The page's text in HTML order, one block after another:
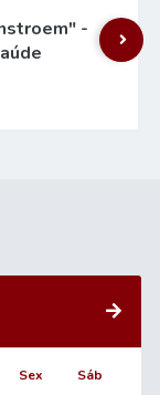
- Centro
Canil CCZ
Sex Sáb